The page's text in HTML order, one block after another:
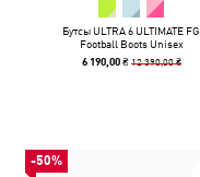
Бутсы ULTRA 6 ULTIMATE FG
Football Boots Unisex
6 190,00 ₴ 12 390,00 ₴
-50%